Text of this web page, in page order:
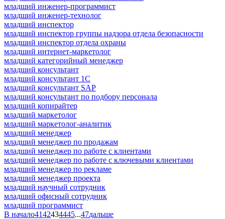
младший инженер-программист
младший инженер-технолог
младший инспектор
младший инспектор группы надзора отдела безопасности
младший инспектор отдела охраны
младший интернет-маркетолог
младший категорийный менеджер
младший консультант
младший консультант 1С
младший консультант SAP
младший консультант по подбору персонала
младший копирайтер
младший маркетолог
младший маркетолог-аналитик
младший менеджер
младший менеджер по продажам
младший менеджер по работе с клиентами
младший менеджер по работе с ключевыми клиентами
младший менеджер по рекламе
младший менеджер проекта
младший научный сотрудник
младший офисный сотрудник
младший программист
В начало4142434445...47дальше